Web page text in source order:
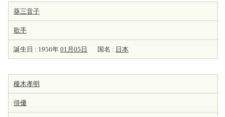
葵三音子
歌手
誕生日 : 1956年 01月05日 国名 : 日本
榎木孝明
俳優